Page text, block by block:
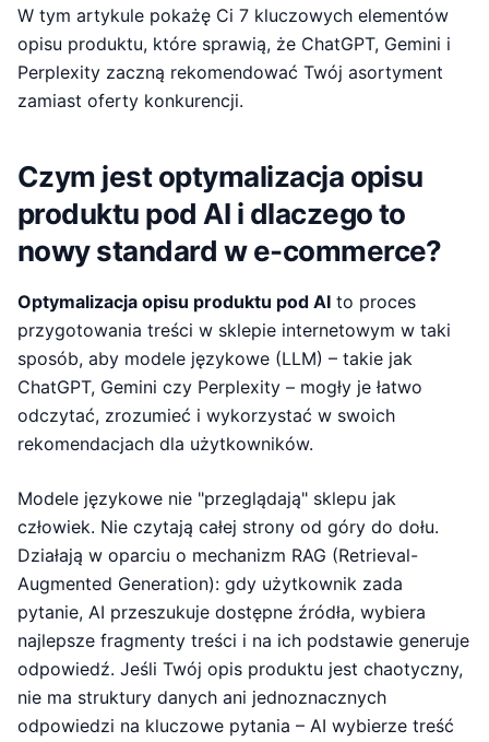
W tym artykule pokażę Ci 7 kluczowych elementów
opisu produktu, które sprawią, że ChatGPT, Gemini i
Perplexity zaczną rekomendować Twój asortyment
zamiast oferty konkurencji.
Czym jest optymalizacja opisu
produktu pod AI i dlaczego to
nowy standard w e-commerce?
Optymalizacja opisu produktu pod AI to proces
przygotowania treści w sklepie internetowym w taki
sposób, aby modele językowe (LLM) – takie jak
ChatGPT, Gemini czy Perplexity – mogły je łatwo
odczytać, zrozumieć i wykorzystać w swoich
rekomendacjach dla użytkowników.
Modele językowe nie "przeglądają" sklepu jak
człowiek. Nie czytają całej strony od góry do dołu.
Działają w oparciu o mechanizm RAG (Retrieval-
Augmented Generation): gdy użytkownik zada
pytanie, AI przeszukuje dostępne źródła, wybiera
najlepsze fragmenty treści i na ich podstawie generuje
odpowiedź. Jeśli Twój opis produktu jest chaotyczny,
nie ma struktury danych ani jednoznacznych
odpowiedzi na kluczowe pytania – AI wybierze treść